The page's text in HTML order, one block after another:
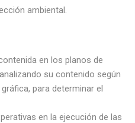
ambiental.
en los planos de
su contenido según
para determinar el
en la ejecución de las